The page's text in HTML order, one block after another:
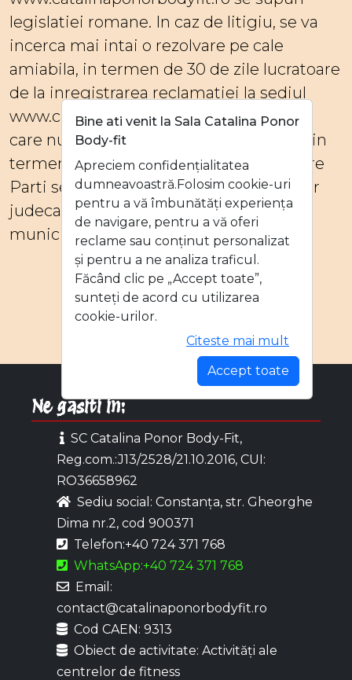
legislatiei romane. In caz de litigiu, se va
incerca mai intai o rezolvare pe cale
amiabila, in termen de 30 de zile lucratoare
de la inregistrarea reclamatiei la sediul
www.catalinaponorbodyfit.ro. In cazul in
care nu se poate ajunge la o intelegere in
termenul precizat anterior, litigiile dintre
Parti se vor supune rezolvarii instantelor
judecatoreasti competente de pe raza
municipiului Constanta.
Ne gasiti in:
SC Catalina Ponor Body-Fit,
Reg.com.:J13/2528/21.10.2016, CUI:
RO36658962
Sediu social: Constanța, str. Gheorghe
Dima nr.2, cod 900371
Telefon:+40 724 371 768
WhatsApp:+40 724 371 768
Email:
contact@catalinaponorbodyfit.ro
Cod CAEN: 9313
Obiect de activitate: Activități ale
centrelor de fitness
Bine ati venit la Sala Catalina Ponor
Body-fit
Apreciem confidențialitatea
dumneavoastră.Folosim cookie-uri
pentru a vă îmbunătăți experiența
de navigare, pentru a vă oferi
reclame sau conținut personalizat
și pentru a ne analiza traficul.
Făcând clic pe „Accept toate”,
sunteți de acord cu utilizarea
cookie-urilor.
Citeste mai mult
Accept toate